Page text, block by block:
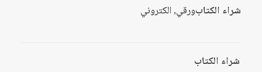
شراء الكتابورقي, الكتروني
شراء الكتاب